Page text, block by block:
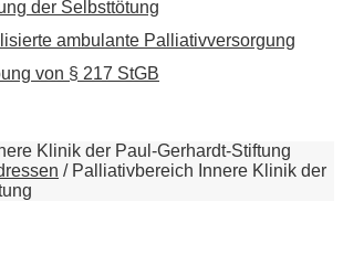
der Selbsttötung
ambulante Palliativversorgung
von § 217 StGB
Klinik der Paul-Gerhardt-Stiftung
/ Palliativbereich Innere Klinik der